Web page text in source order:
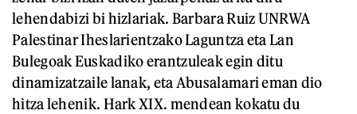
lehendabizi bi hizlariak. Barbara Ruiz UNRWA
Palestinar Iheslarientzako Laguntza eta Lan
Bulegoak Euskadiko erantzuleak egin ditu
dinamizatzaile lanak, eta Abusalamari eman dio
hitza lehenik. Hark XIX. mendean kokatu du